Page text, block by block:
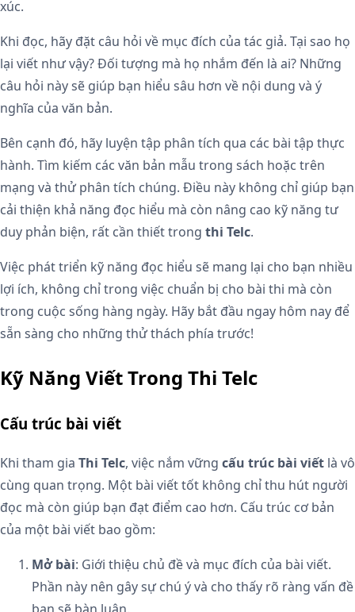
xúc.
Khi đọc, hãy đặt câu hỏi về mục đích của tác giả. Tại sao họ
lại viết như vậy? Đối tượng mà họ nhắm đến là ai? Những
câu hỏi này sẽ giúp bạn hiểu sâu hơn về nội dung và ý
nghĩa của văn bản.
Bên cạnh đó, hãy luyện tập phân tích qua các bài tập thực
hành. Tìm kiếm các văn bản mẫu trong sách hoặc trên
mạng và thử phân tích chúng. Điều này không chỉ giúp bạn
cải thiện khả năng đọc hiểu mà còn nâng cao kỹ năng tư
duy phản biện, rất cần thiết trong thi Telc.
Việc phát triển kỹ năng đọc hiểu sẽ mang lại cho bạn nhiều
lợi ích, không chỉ trong việc chuẩn bị cho bài thi mà còn
trong cuộc sống hàng ngày. Hãy bắt đầu ngay hôm nay để
sẵn sàng cho những thử thách phía trước!
Kỹ Năng Viết Trong Thi Telc
Cấu trúc bài viết
Khi tham gia Thi Telc, việc nắm vững cấu trúc bài viết là vô
cùng quan trọng. Một bài viết tốt không chỉ thu hút người
đọc mà còn giúp bạn đạt điểm cao hơn. Cấu trúc cơ bản
của một bài viết bao gồm:
Mở bài: Giới thiệu chủ đề và mục đích của bài viết.
Phần này nên gây sự chú ý và cho thấy rõ ràng vấn đề